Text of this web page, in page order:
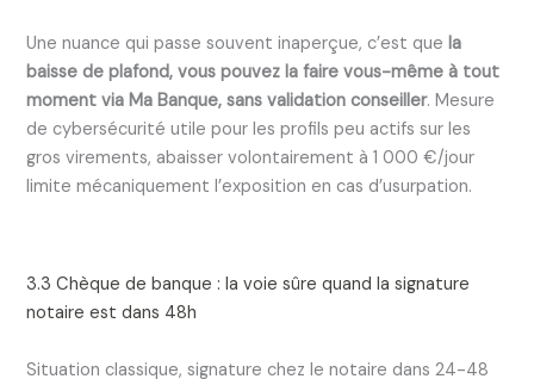
Une nuance qui passe souvent inaperçue, c’est quela
baisse de plafond, vous pouvez la faire vous-même à tout
moment via Ma Banque, sans validation conseiller. Mesure
de cybersécurité utile pour les profils peu actifs sur les
gros virements, abaisser volontairement à 1 000 €/jour
limite mécaniquement l’exposition en cas d’usurpation.
3.3 Chèque de banque : la voie sûre quand la signature
notaire est dans 48h
Situation classique, signature chez le notaire dans 24-48